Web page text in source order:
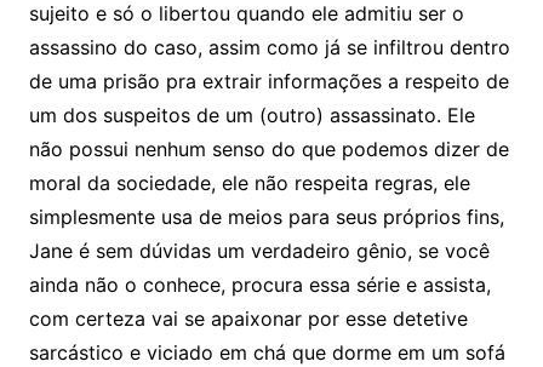
sujeito e só o libertou quando ele admitiu ser o
assassino do caso, assim como já se infiltrou dentro
de uma prisão pra extrair informações a respeito de
um dos suspeitos de um (outro) assassinato. Ele
não possui nenhum senso do que podemos dizer de
moral da sociedade, ele não respeita regras, ele
simplesmente usa de meios para seus próprios fins,
Jane é sem dúvidas um verdadeiro gênio, se você
ainda não o conhece, procura essa série e assista,
com certeza vai se apaixonar por esse detetive
sarcástico e viciado em chá que dorme em um sofá